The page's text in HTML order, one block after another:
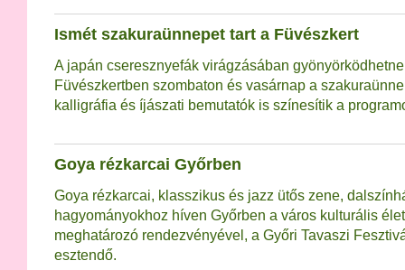
Ismét szakuraünnepet tart a Füvészkert
A japán cseresznyefák virágzásában
Füvészkertben szombaton és vasárnap a
kalligráfia és íjászati bemutatók is színesítik a
Goya rézkarcai Győrben
Goya rézkarcai, klasszikus és jazz ütős zene,
hagyományokhoz híven Győrben a város kulturális
meghatározó rendezvényével, a Győri Tavaszi
esztendő.